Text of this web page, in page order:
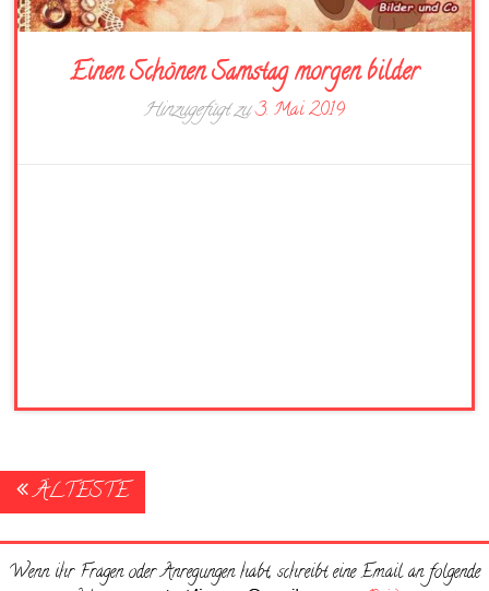
Einen Schönen Samstag morgen bilder
Hinzugefügt zu3. Mai 2019
Posts
navigation
ÄLTESTE
Wenn ihr Fragen oder Anregungen habt, schreibt eine Email an folgende